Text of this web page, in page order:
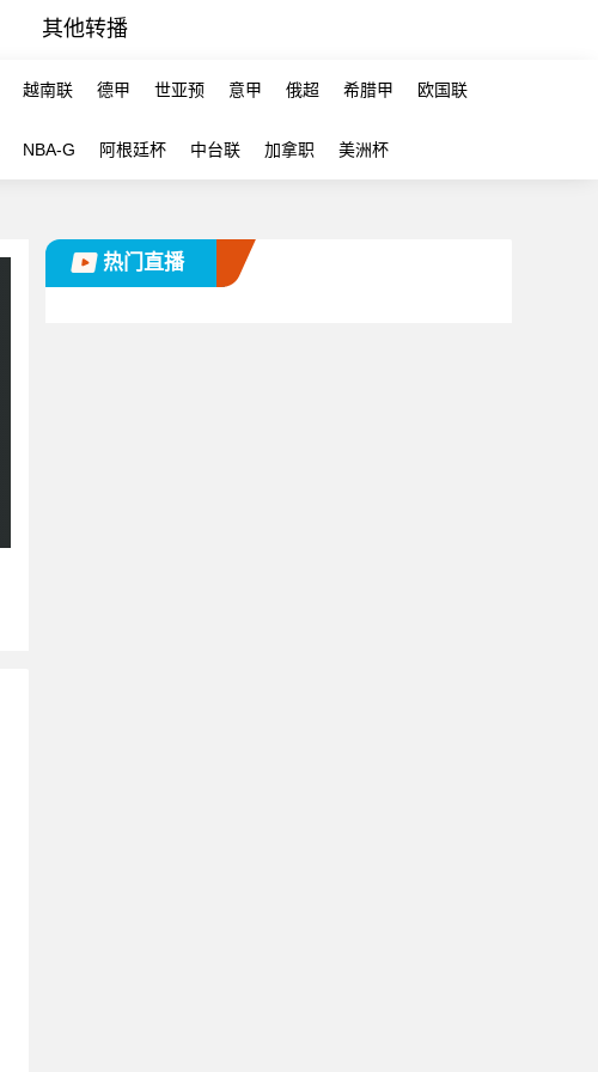
其他转播
越南联 德甲 世亚预 意甲 俄超 希腊甲 欧国联
NBA-G 阿根廷杯 中台联 加拿职 美洲杯
热门直播